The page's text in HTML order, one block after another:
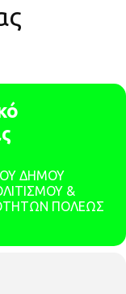
ΔΗΜΟΥ
&
ΠΟΛΕΩΣ